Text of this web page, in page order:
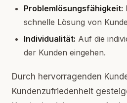
Problemlösungsfähigkeit:
schnelle Lösung von
Individualität: Auf die
der Kunden eingehen.
Durch hervorragenden
Kundenzufriedenheit